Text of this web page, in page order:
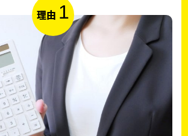
理由 1